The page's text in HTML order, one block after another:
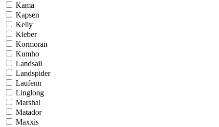
Kama
Kapsen
Kelly
Kleber
Kormoran
Kumho
Landsail
Landspider
Laufenn
Linglong
Marshal
Matador
Maxxis